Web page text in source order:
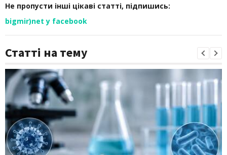
Не пропусти інші цікаві статті, підпишись:
bigmir)net у facebook
Статті на тему